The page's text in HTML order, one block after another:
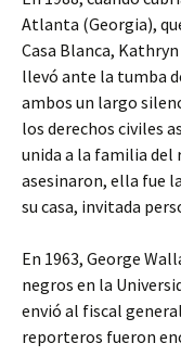
Atlanta (Georgia),
Casa Blanca,
llevó ante la tumba
ambos un largo
los derechos civiles
unida a la familia del
asesinaron, ella fue
su casa, invitada
En 1963, George
negros en la
envió al fiscal
reporteros fueron